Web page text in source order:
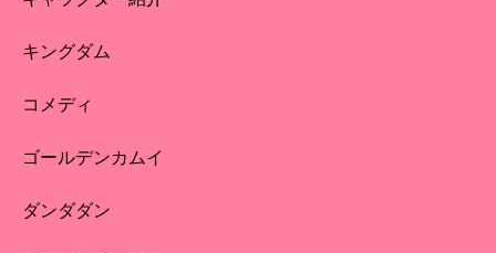
キングダム
コメディ
ゴールデンカムイ
ダンダダン